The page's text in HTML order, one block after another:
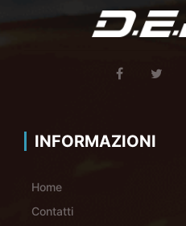
INFORMAZIONI
Home
Contatti